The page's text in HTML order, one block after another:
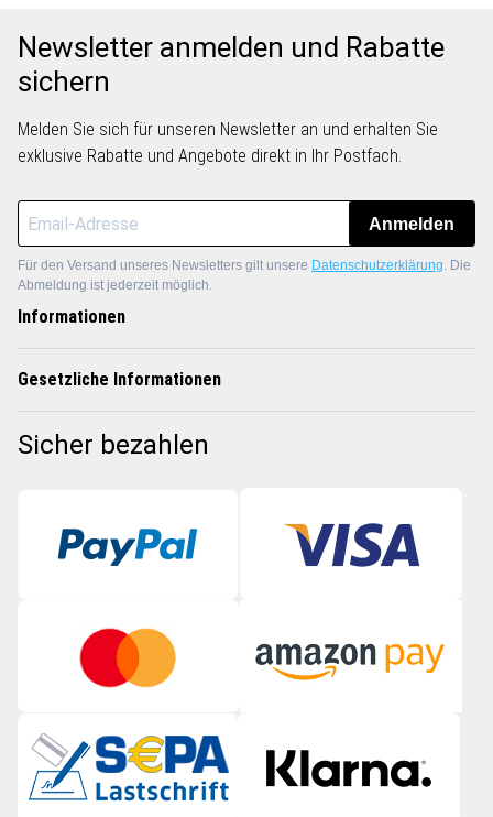
Newsletter anmelden und Rabatte
sichern
Melden Sie sich für unseren Newsletter an und erhalten Sie
exklusive Rabatte und Angebote direkt in Ihr Postfach.
Anmelden
Für den Versand unseres Newsletters gilt unsere Datenschutzerklärung. Die
Abmeldung ist jederzeit möglich.
Informationen
Gesetzliche Informationen
Sicher bezahlen